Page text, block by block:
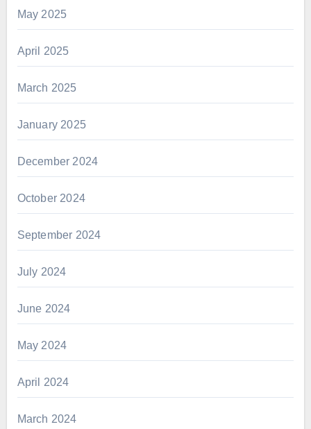
May 2025
April 2025
March 2025
January 2025
December 2024
October 2024
September 2024
July 2024
June 2024
May 2024
April 2024
March 2024